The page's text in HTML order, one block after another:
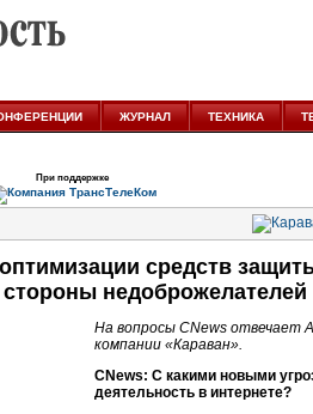
ЖУРНАЛ ТЕХНИКА
При поддержке
средств
недоброжелателей
На вопросы CNews отвечает
компании «Караван».
CNews: С какими новыми
деятельность в интернете?